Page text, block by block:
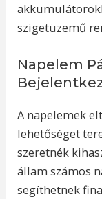
szigetüzemű
Napelem
A napelemek
lehetőséget
szeretnék
állam számos
segíthetnek